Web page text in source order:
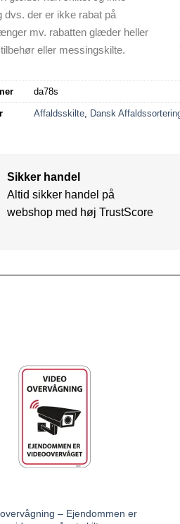
dvs. der er ikke rabat på
mv. rabatten glæder heller
eller messingskilte.
da78s
Affaldsskilte Dansk
Sikker handel
Altid sikker handel på
webshop med høj TrustScore
– Ejendommen er